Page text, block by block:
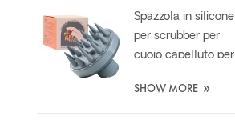
Spazzola in silicone
per scrubber per
cuoio capelluto per
personalizzata con
SHOW MORE »